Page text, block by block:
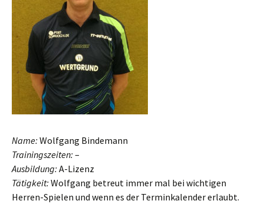
Name: Wolfgang Bindemann
Trainingszeiten: –
Ausbildung: A-Lizenz
Tätigkeit: Wolfgang betreut immer mal bei wichtigen
Herren-Spielen und wenn es der Terminkalender erlaubt.